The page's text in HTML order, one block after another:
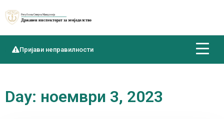
Пријави неправилности
Day: ноември 3, 2023